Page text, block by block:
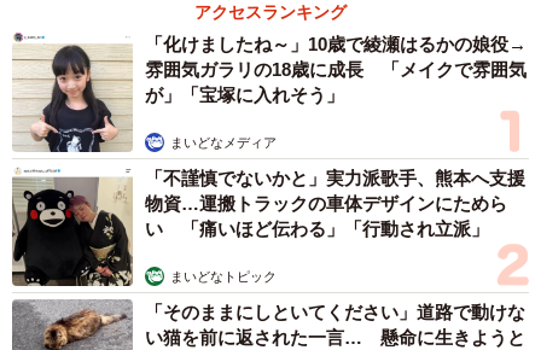
アクセスランキング
「化けましたね～」10歳で綾瀬はるかの娘役→
雰囲気ガラリの18歳に成長 「メイクで雰囲気
が」「宝塚に入れそう」
まいどなメディア
「不謹慎でないかと」実力派歌手、熊本へ支援
物資…運搬トラックの車体デザインにためら
い 「痛いほど伝わる」「行動され立派」
まいどなトピック
「そのままにしといてください」道路で動けな
い猫を前に返された一言… 懸命に生きようと